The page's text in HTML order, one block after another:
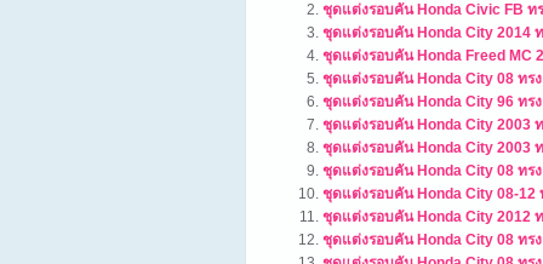
ชุดแต่งรอบคัน Honda Civic FB ท
ชุดแต่งรอบคัน Honda City 2014
ชุดแต่งรอบคัน Honda Freed MC
ชุดแต่งรอบคัน Honda City 08 ทร
ชุดแต่งรอบคัน Honda City 96 ทร
ชุดแต่งรอบคัน Honda City 2003
ชุดแต่งรอบคัน Honda City 2003
ชุดแต่งรอบคัน Honda City 08 ทร
ชุดแต่งรอบคัน Honda City 08-12
ชุดแต่งรอบคัน Honda City 2012
ชุดแต่งรอบคัน Honda City 08 ทรง